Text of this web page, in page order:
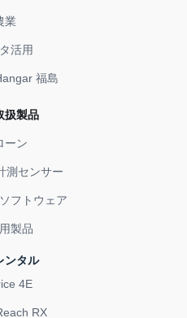
業
活用
福島
扱製品
ーン
測センサー
フトウェア
製品
ンタル
4E
RX